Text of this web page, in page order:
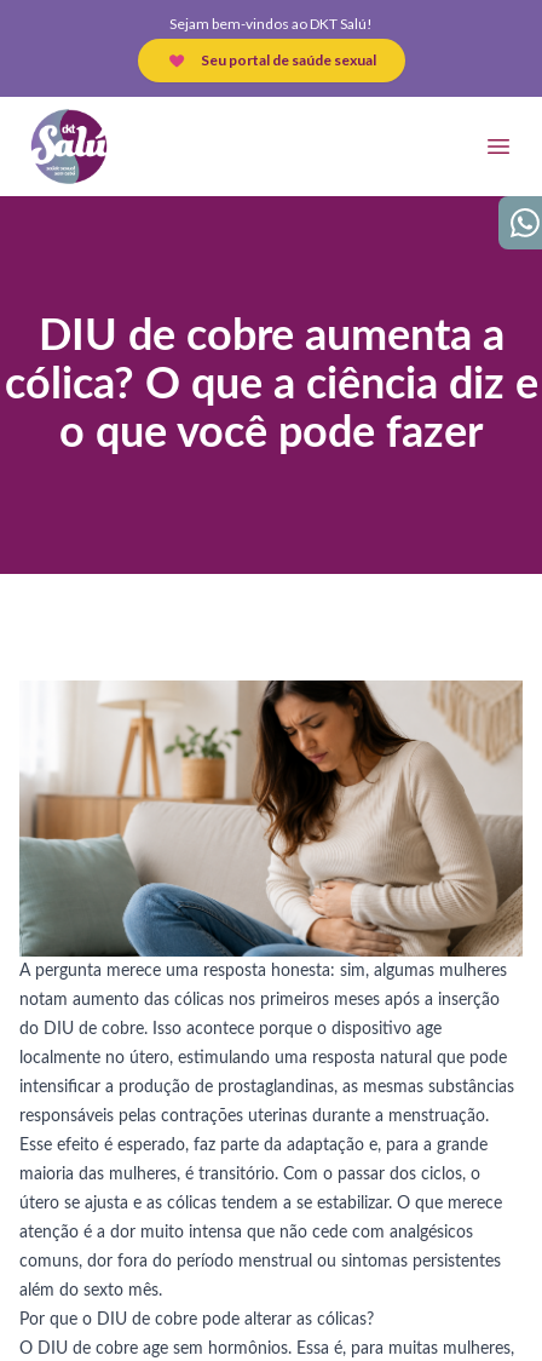
Sejam bem-vindos ao DKT Salú!
Seu portal de saúde sexual
DKT Salú
DIU de cobre aumenta a
cólica? O que a ciência diz e
o que você pode fazer
A pergunta merece uma resposta honesta: sim, algumas mulheres
notam aumento das cólicas nos primeiros meses após a inserção
do DIU de cobre. Isso acontece porque o dispositivo age
localmente no útero, estimulando uma resposta natural que pode
intensificar a produção de prostaglandinas, as mesmas substâncias
responsáveis pelas contrações uterinas durante a menstruação.
Esse efeito é esperado, faz parte da adaptação e, para a grande
maioria das mulheres, é transitório. Com o passar dos ciclos, o
útero se ajusta e as cólicas tendem a se estabilizar. O que merece
atenção é a dor muito intensa que não cede com analgésicos
comuns, dor fora do período menstrual ou sintomas persistentes
além do sexto mês.
Por que o DIU de cobre pode alterar as cólicas?
O DIU de cobre age sem hormônios. Essa é, para muitas mulheres,